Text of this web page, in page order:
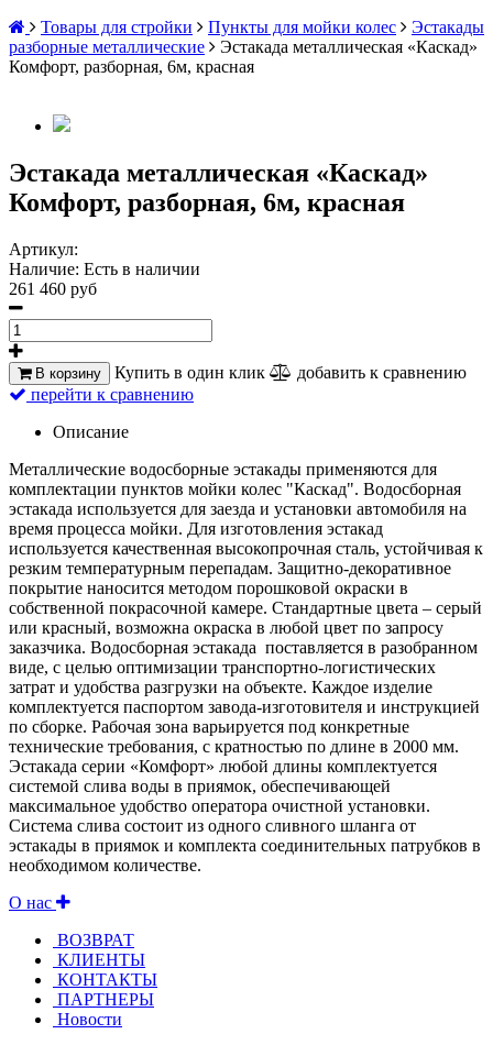
Товары для стройки
Пункты для мойки колес
Эстакады
разборные металлические
Эстакада металлическая «Каскад»
Комфорт, разборная, 6м, красная
Эстакада металлическая «Каскад»
Комфорт, разборная, 6м, красная
Артикул:
Наличие: Есть в наличии
261 460 руб
В корзину Купить в один клик
добавить к сравнению
перейти к сравнению
Описание
Металлические водосборные эстакады применяются для
комплектации пунктов мойки колес "Каскад". Водосборная
эстакада используется для заезда и установки автомобиля на
время процесса мойки. Для изготовления эстакад
используется качественная высокопрочная сталь, устойчивая к
резким температурным перепадам. Защитно-декоративное
покрытие наносится методом порошковой окраски в
собственной покрасочной камере. Стандартные цвета – серый
или красный, возможна окраска в любой цвет по запросу
заказчика. Водосборная эстакада поставляется в разобранном
виде, с целью оптимизации транспортно-логистических
затрат и удобства разгрузки на объекте. Каждое изделие
комплектуется паспортом завода-изготовителя и инструкцией
по сборке. Рабочая зона варьируется под конкретные
технические требования, с кратностью по длине в 2000 мм.
Эстакада серии «Комфорт» любой длины комплектуется
системой слива воды в приямок, обеспечивающей
максимальное удобство оператора очистной установки.
Система слива состоит из одного сливного шланга от
эстакады в приямок и комплекта соединительных патрубков в
необходимом количестве.
О нас
ВОЗВРАТ
КЛИЕНТЫ
КОНТАКТЫ
ПАРТНЕРЫ
Новости